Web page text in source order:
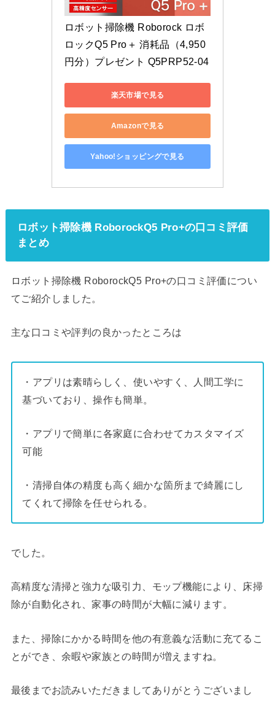
ロボット掃除機 Roborock ロボ
ロックQ5 Pro＋ 消耗品（4,950
円分）プレゼント Q5PRP52-04
楽天市場で見る
Amazonで見る
Yahoo!ショッピングで見る
ロボット掃除機 RoborockQ5 Pro+の口コミ評価
まとめ
ロボット掃除機 RoborockQ5 Pro+の口コミ評価につい
てご紹介しました。
主な口コミや評判の良かったところは
・アプリは素晴らしく、使いやすく、人間工学に
基づいており、操作も簡単。
・アプリで簡単に各家庭に合わせてカスタマイズ
可能
・清掃自体の精度も高く細かな箇所まで綺麗にし
てくれて掃除を任せられる。
でした。
高精度な清掃と強力な吸引力、モップ機能により、床掃
除が自動化され、家事の時間が大幅に減ります。
また、掃除にかかる時間を他の有意義な活動に充てるこ
とができ、余暇や家族との時間が増えますね。
最後までお読みいただきましてありがとうございまし